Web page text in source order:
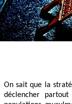
On sait que la
déclencher